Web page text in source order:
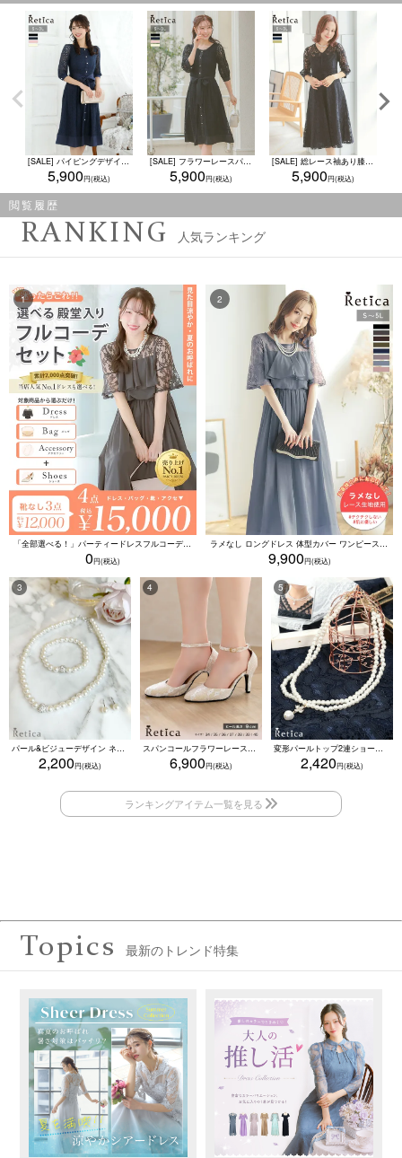
[SALE] パイピングデザイン総レース袖ありウエストリボンパーティードレス (Sサイズ～3Lサイズ)
5,900
[SALE] フラワーレースパイピングデザイン五分袖パーティードレス (Sサイズ～3Lサイズ)
5,900
[SALE] 総レース袖あり膝丈フレアワンピースパーティードレス (Sサイズ～3Lサイズ)
5,900
閲覧履歴
RANKING 人気ランキング
「全部選べる！」パーティードレスフルコーデセット (ドレス1点＋バッグ1点＋アクセ1点+靴1足/4点15000円(税込)/靴なしで12000円(税込))
0
ラメなし ロングドレス 体型カバー ワンピース 敏感肌対応 結婚式 二次会 お呼ばれ 大人 上品 (Sサイズ～5Lサイズ)
9,900
パール&ビジューデザイン ネックレス×ピアス×ブレスレット アクセサリー3set
2,200
スパンコールフラワーレースアンクルストラップハイヒールセパレートパンプス (ベージュ)
6,900
変形パールトップ2連ショートパールネックレス(ホワイト)
2,420
Topics 最新のトレンド特集